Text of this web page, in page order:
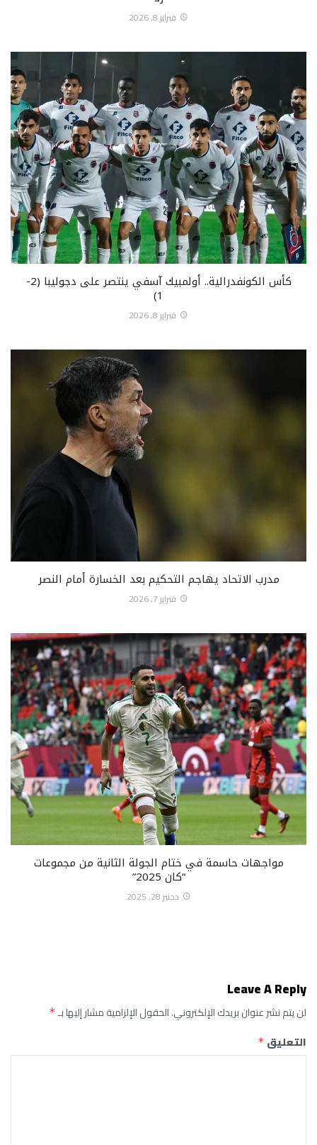
فبراير 8, 2026
كأس الكونفدرالية.. أولمبيك آسفي ينتصر على دجوليبا (2-
1)
فبراير 8, 2026
مدرب الاتحاد يهاجم التحكيم بعد الخسارة أمام النصر
فبراير 7, 2026
مواجهات حاسمة في ختام الجولة الثانية من مجموعات
“كان 2025”
دجنبر 28, 2025
Leave A Reply
لن يتم نشر عنوان بريدك الإلكتروني.الحقول الإلزامية مشار إليها بـ*
التعليق *